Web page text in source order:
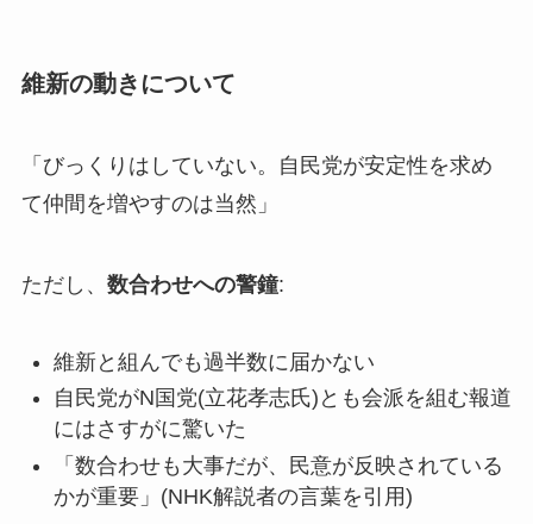
維新の動きについて
「びっくりはしていない。自民党が安定性を求め
て仲間を増やすのは当然」
ただし、 数合わせへの警鐘:
維新と組んでも過半数に届かない
自民党がN国党(立花孝志氏)とも会派を組む報道
にはさすがに驚いた
「数合わせも大事だが、民意が反映されている
かが重要」(NHK解説者の言葉を引用)